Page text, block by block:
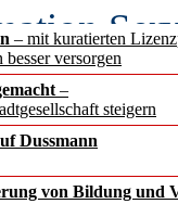
– mit kuratierten
versorgen
–
steigern
Dussmann
von Bildung und
in
neu